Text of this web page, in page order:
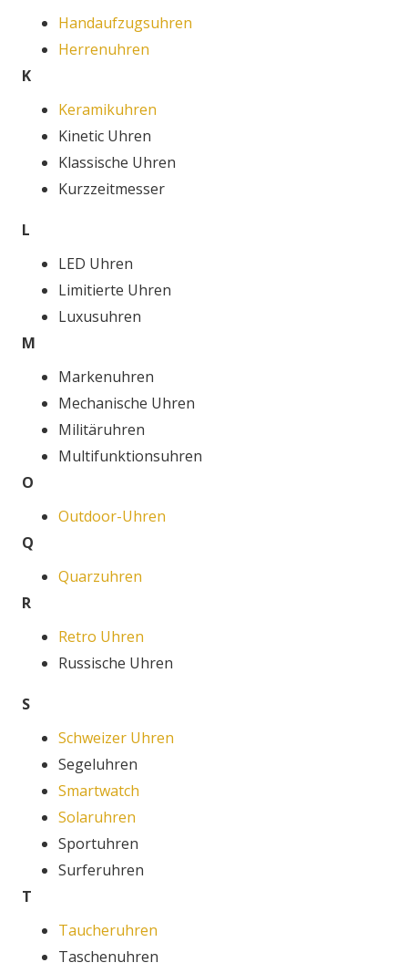
Handaufzugsuhren
Herrenuhren
K
Keramikuhren
Kinetic Uhren
Klassische Uhren
Kurzzeitmesser
L
LED Uhren
Limitierte Uhren
Luxusuhren
M
Markenuhren
Mechanische Uhren
Militäruhren
Multifunktionsuhren
O
Outdoor-Uhren
Q
Quarzuhren
R
Retro Uhren
Russische Uhren
S
Schweizer Uhren
Segeluhren
Smartwatch
Solaruhren
Sportuhren
Surferuhren
T
Taucheruhren
Taschenuhren